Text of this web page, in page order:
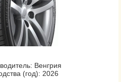
Венгрия
(год): 2026